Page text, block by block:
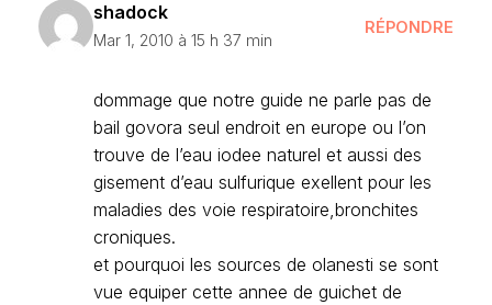
shadock
Mar 1, 2010 à 15 h 37 min
RÉPONDRE
dommage que notre guide ne parle pas de
bail govora seul endroit en europe ou l’on
trouve de l’eau iodee naturel et aussi des
gisement d’eau sulfurique exellent pour les
maladies des voie respiratoire,bronchites
croniques.
et pourquoi les sources de olanesti se sont
vue equiper cette annee de guichet de